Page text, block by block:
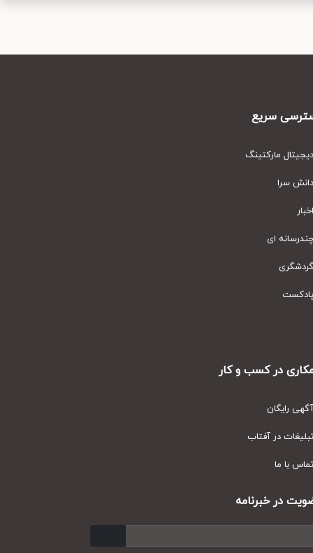
سریع
مارکتینگ
سرا
ای
در کسب و کار
رایگان
در آفتاب
با ما
در خبرنامه